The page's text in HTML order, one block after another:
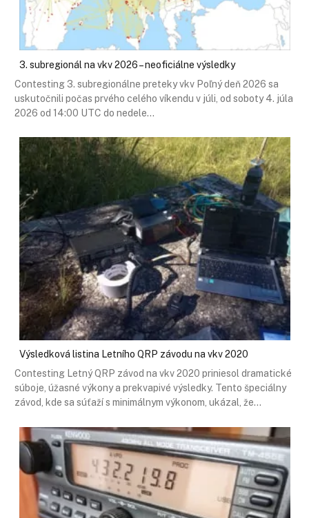
3. subregionál na vkv 2026 – neoficiálne výsledky
Contesting 3. subregionálne preteky vkv Poľný deň 2026 sa
uskutočnili počas prvého celého víkendu v júli, od soboty 4. júla
2026 od 14:00 UTC do nedele…
Výsledková listina Letního QRP závodu na vkv 2020
Contesting Letný QRP závod na vkv 2020 priniesol dramatické
súboje, úžasné výkony a prekvapivé výsledky. Tento špeciálny
závod, kde sa súťaží s minimálnym výkonom, ukázal, že…